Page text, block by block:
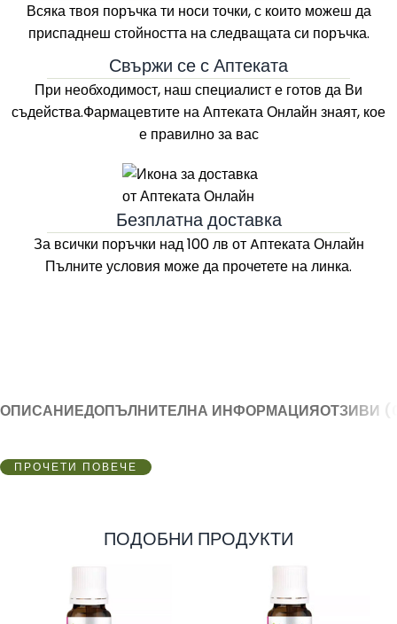
Всяка твоя поръчка ти носи точки, с които можеш да
приспаднеш стойността на следващата си поръчка.
Свържи се с Аптеката
При необходимост, наш специалист е готов да Ви
съдейства.Фармацевтите наАптеката Онлайн знаят, кое
е правилно за вас
Безплатна доставка
За всички поръчки над 100 лв от Aптеката Онлайн
Пълните условия може да прочетете на линка.
ОПИСАНИЕДОПЪЛНИТЕЛНА ИНФОРМАЦИЯОТЗИВИ
ПРОЧЕТИ ПОВЕЧЕ
ПОДОБНИ ПРОДУКТИ